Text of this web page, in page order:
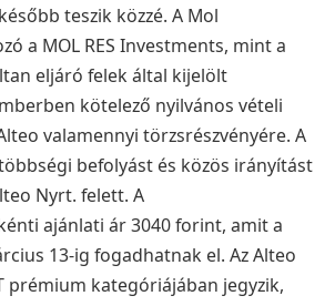
teszik közzé. A Mol
a MOL RES Investments, mint a
eljáró felek által kijelölt
kötelező nyilvános vételi
valamennyi törzsrészvényére. A
befolyást és közös irányítást
Nyrt. felett. A
ajánlati ár 3040 forint, amit a
13-ig fogadhatnak el. Az Alteo
prémium kategóriájában jegyzik,